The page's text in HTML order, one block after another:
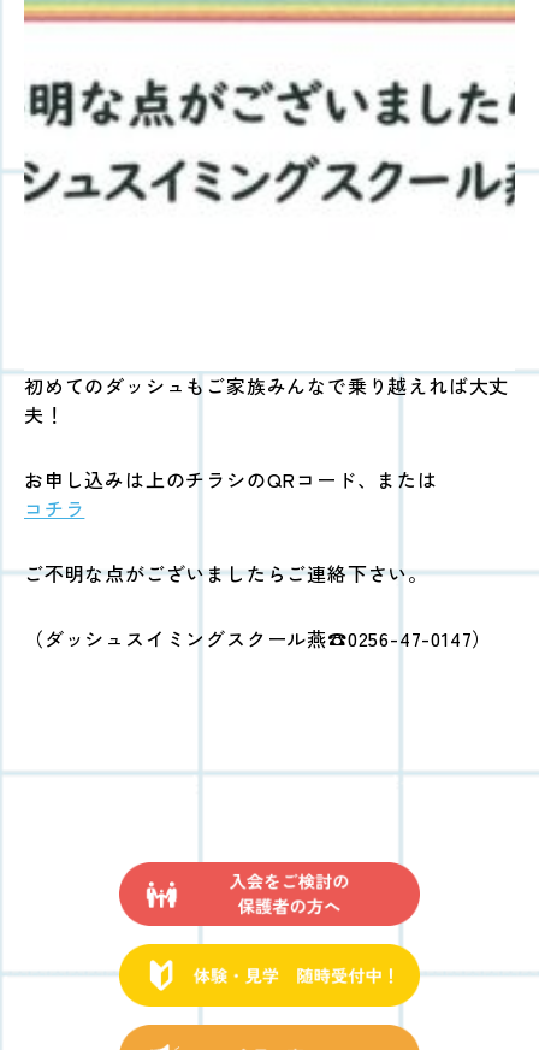
初めてのダッシュもご家族みんなで乗り越えれば大丈
夫！
お申し込みは上のチラシのQRコード、または
コチラ
ご不明な点がございましたらご連絡下さい。
（ダッシュスイミングスクール燕☎0256-47-0147）